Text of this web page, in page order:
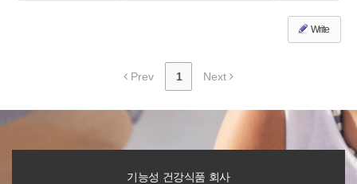
Write
Prev 1 Next
기능성 건강식품 회사